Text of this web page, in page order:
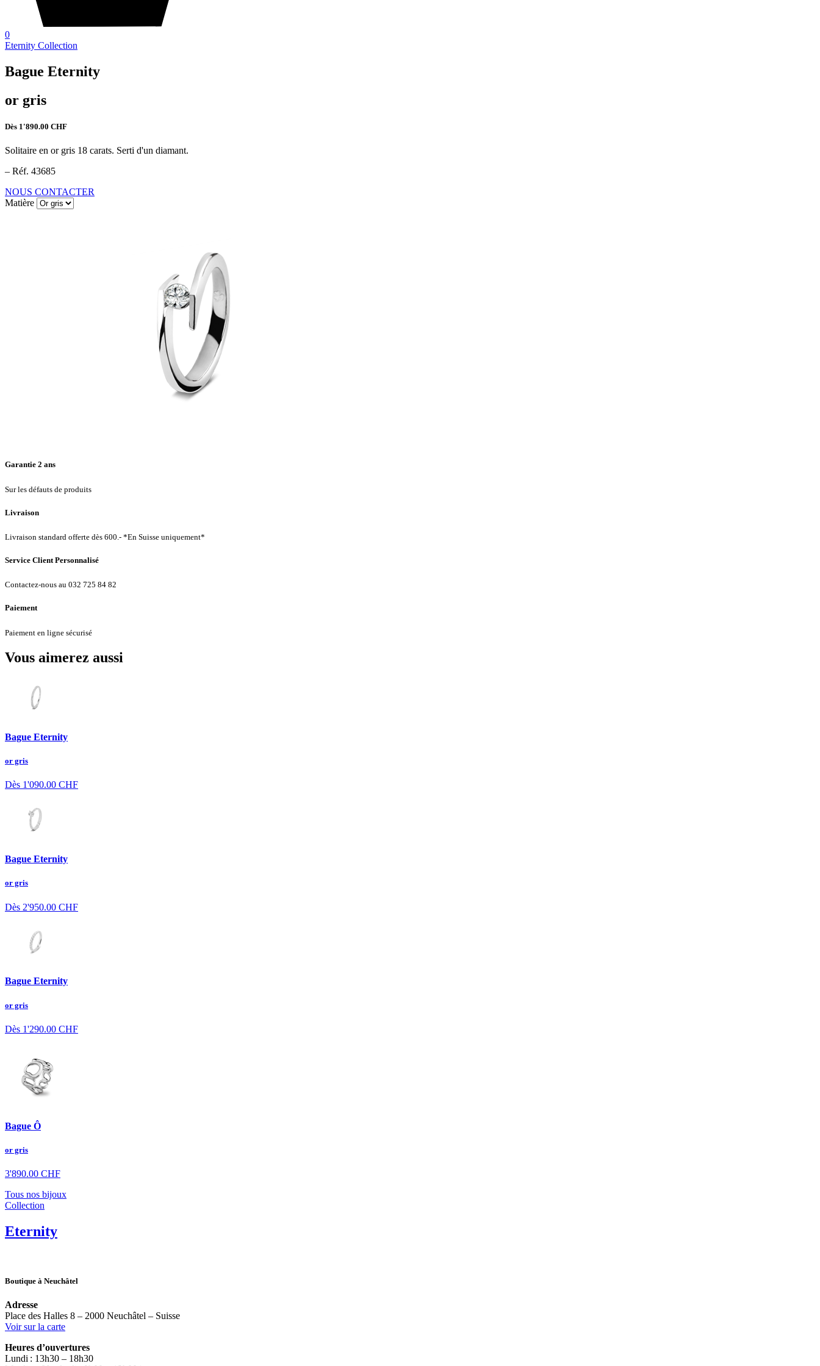
0
Eternity Collection
Bague Eternity
or gris
Dès 1'890.00 CHF
Solitaire en or gris 18 carats. Serti d'un diamant.
– Réf. 43685
NOUS CONTACTER
Matière
Garantie 2 ans
Sur les défauts de produits
Livraison
Livraison standard offerte dès 600.- *En Suisse uniquement*
Service Client Personnalisé
Contactez-nous au 032 725 84 82
Paiement
Paiement en ligne sécurisé
Vous aimerez aussi
Bague Eternity
or gris
Dès 1'090.00 CHF
Bague Eternity
or gris
Dès 2'950.00 CHF
Bague Eternity
or gris
Dès 1'290.00 CHF
Bague Ô
or gris
3'890.00 CHF
Tous nos bijoux
Collection
Eternity
Boutique à Neuchâtel
Adresse
Place des Halles 8 – 2000 Neuchâtel – Suisse
Voir sur la carte
Heures d’ouvertures
Lundi : 13h30 – 18h30